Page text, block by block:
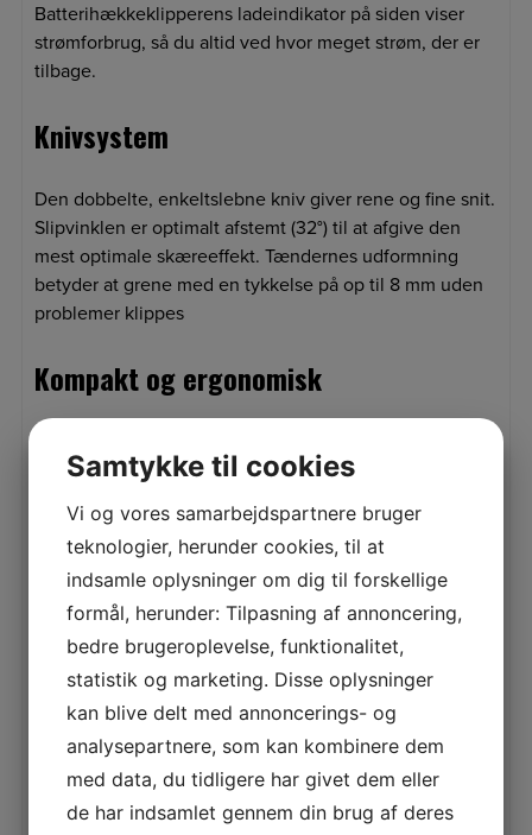
Batterihækkeklipperens ladeindikator på siden viser
strømforbrug, så du altid ved hvor meget strøm, der er
tilbage.
Knivsystem
Den dobbelte, enkeltslebne kniv giver rene og fine snit.
Slipvinklen er optimalt afstemt (32°) til at afgive den
mest optimale skæreeffekt. Tændernes udformning
betyder at grene med en tykkelse på op til 8 mm uden
problemer klippes
Kompakt og ergonomisk
batterihækkeklipper altid perfekt afbalanceret uanset
perfekt i hånden til arbejdsopgaverne ved huset. Det
slanke design giver desuden perfekt bevægelsesfrihed
under arbejdet.
Støjsvag
Maskinerne i STIHL batterisystem COMPACT (C-Line), er
så støjsvage, at høreværn er unødvendigt.
Aktiveringsnøgle
Samtykke til cookies
Vi og vores samarbejdspartnere bruger
teknologier, herunder cookies, til at
indsamle oplysninger om dig til forskellige
formål, herunder: Tilpasning af annoncering,
bedre brugeroplevelse, funktionalitet,
statistik og marketing. Disse oplysninger
kan blive delt med annoncerings- og
analysepartnere, som kan kombinere dem
med data, du tidligere har givet dem eller
de har indsamlet gennem din brug af deres